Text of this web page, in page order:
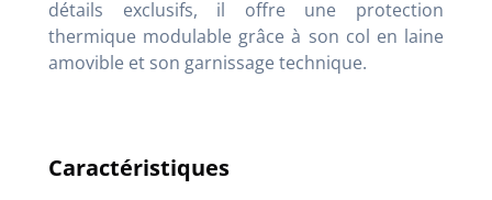
détails exclusifs, il offre une protection
thermique modulable grâce à son col en laine
amovible et son garnissage technique.
Caractéristiques